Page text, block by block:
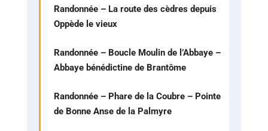
Randonnée – La route des cèdres depuis
Oppède le vieux
Randonnée – Boucle Moulin de l’Abbaye –
Abbaye bénédictine de Brantôme
Randonnée – Phare de la Coubre – Pointe
de Bonne Anse de la Palmyre